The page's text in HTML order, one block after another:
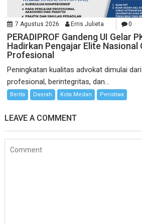
7 Agustus 2026 Erris Julieta 0
PERADIPROF Gandeng UI Gelar
Hadirkan Pengajar Elite
Profesional
Peningkatan kualitas advokat dimulai
profesional, berintegritas, dan...
Berita Daerah Kota Medan Peristiwa
LEAVE A COMMENT